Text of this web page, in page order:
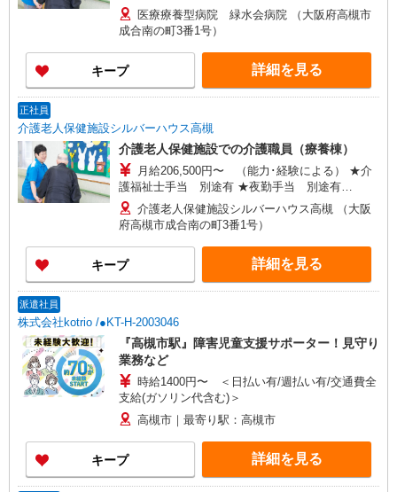
（10,200円/回、月平均5回） ★年収380万円〜
（夜勤5回/月、賞与年間5ヶ月支給の場合）
医療療養型病院 緑水会病院 （大阪府高槻市
成合南の町3番1号）
キープ 詳細を見る
正社員
介護老人保健施設シルバーハウス高槻
介護老人保健施設での介護職員（療養棟）
月給206,500円〜 （能力･経験による） ★介
護福祉士手当 別途有 ★夜勤手当 別途有
（10,200円/回、月平均4〜5回） ★年収380万
円〜 （夜勤5回/月、賞与年間5ヶ月支給の場合）
介護老人保健施設シルバーハウス高槻 （大阪
府高槻市成合南の町3番1号）
キープ 詳細を見る
派遣社員
株式会社kotrio /●KT-H-2003046
『高槻市駅』障害児童支援サポーター！見守り
業務など
時給1400円〜 ＜日払い有/週払い有/交通費全
支給(ガソリン代含む)＞
高槻市｜最寄り駅：高槻市
キープ 詳細を見る